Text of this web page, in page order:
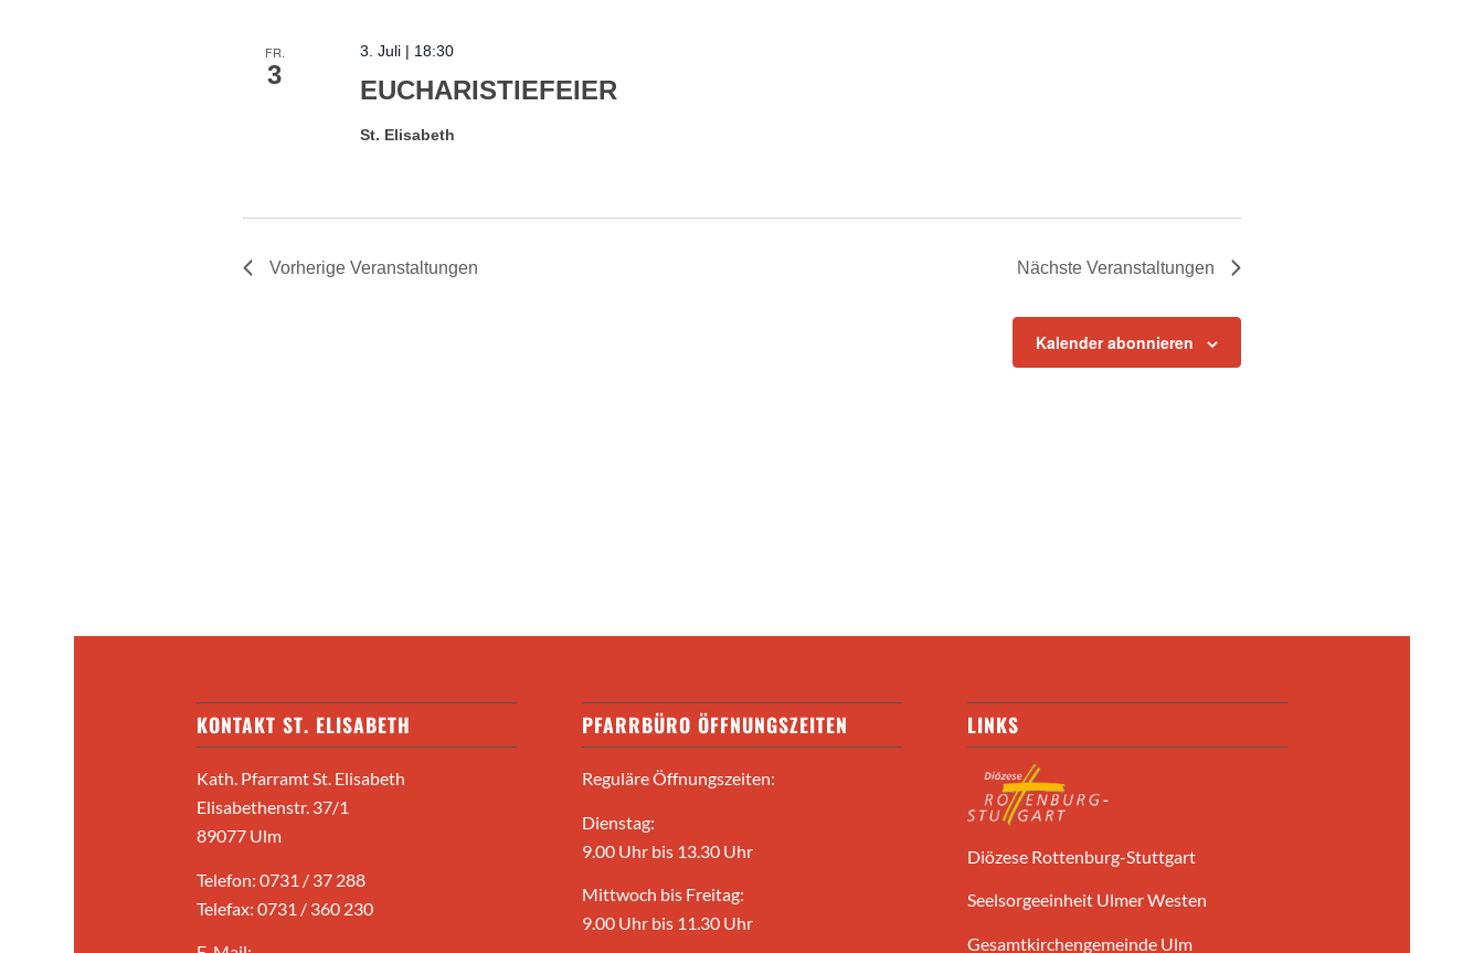
FR.
3
EUCHARISTIEFEIER
3. Juli | 18:30
St. Elisabeth
Vorherige Veranstaltungen NächsteVeranstaltungen
Kalender abonnieren
KONTAKT ST. ELISABETH
Kath. Pfarramt St. Elisabeth
Elisabethenstr. 37/1
89077 Ulm
Telefon: 0731 / 37 288
Telefax: 0731 / 360 230
PFARRBÜRO ÖFFNUNGSZEITEN
Reguläre Öffnungszeiten:
Dienstag:
9.00 Uhr bis 13.30 Uhr
Mittwoch bis Freitag:
9.00 Uhr bis 11.30 Uhr
LINKS
Diözese Rottenburg-Stuttgart
Seelsorgeeinheit Ulmer Westen
Gesamtkirchengemeinde Ulm